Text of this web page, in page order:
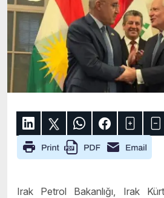
Irak Petrol Bakanlığı, Irak